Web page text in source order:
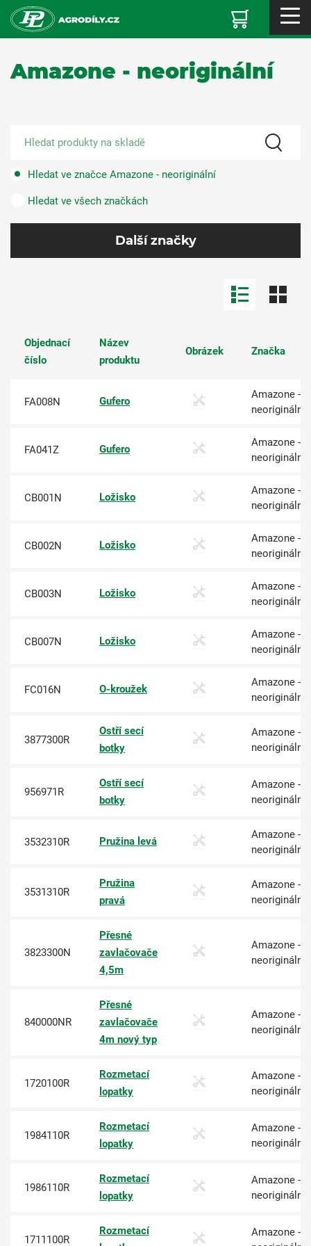
Amazone - neoriginální
Hledat ve značce Amazone - neoriginální
Hledat ve všech značkách
Další značky
Objednací
číslo
Název
produktu
Obrázek Značka
FA008N Gufero
Amazone -
neoriginální
FA041Z Gufero
Amazone -
neoriginální
CB001N Ložisko
Amazone -
neoriginální
CB002N Ložisko
Amazone -
neoriginální
CB003N Ložisko
Amazone -
neoriginální
CB007N Ložisko
Amazone -
neoriginální
FC016N O-kroužek
Amazone -
neoriginální
3877300R
Ostří secí
botky
Amazone -
neoriginální
956971R
Ostří secí
botky
Amazone -
neoriginální
3532310R Pružina levá
Amazone -
neoriginální
3531310R
Pružina
pravá
Amazone -
neoriginální
3823300N
Přesné
zavlačovače
4,5m
Amazone -
neoriginální
840000NR
Přesné
zavlačovače
4m nový typ
Amazone -
neoriginální
1720100R
Rozmetací
lopatky
Amazone -
neoriginální
1984110R
Rozmetací
lopatky
Amazone -
neoriginální
1986110R
Rozmetací
lopatky
Amazone -
neoriginální
1711100R
Rozmetací
Amazone -